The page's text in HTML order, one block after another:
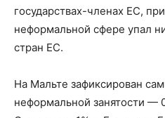
государствах-членах ЕС,
неформальной сфере упал
стран ЕС.
На Мальте зафиксирован
неформальной занятости —